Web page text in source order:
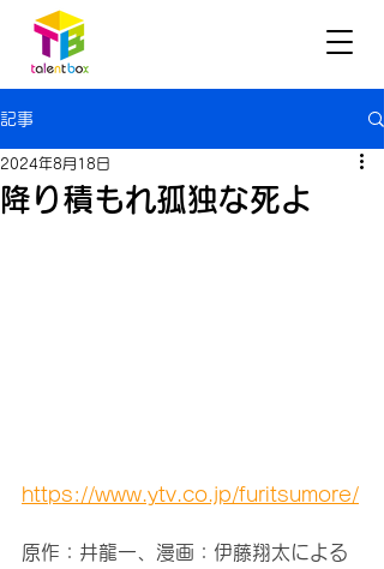
記事
降り積もれ孤独な死よ
2024年8月18日
https://www.ytv.co.jp/furitsumore/
原作：井龍一、漫画：伊藤翔太による